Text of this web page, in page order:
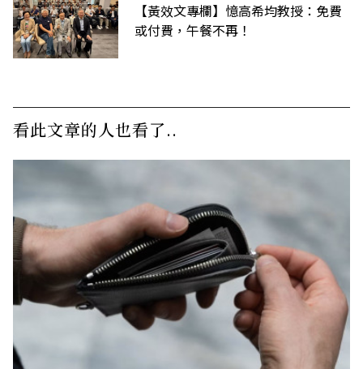
【黃效文專欄】憶高希均教授：免費
或付費，午餐不再！
看此文章的人也看了..